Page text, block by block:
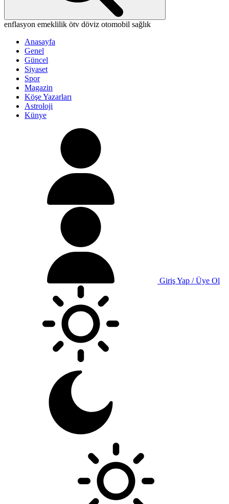
enflasyon emeklilik ötv döviz otomobil sağlık
Anasayfa
Genel
Güncel
Siyaset
Spor
Magazin
Köşe Yazarları
Astroloji
Künye
Giriş Yap / Üye Ol